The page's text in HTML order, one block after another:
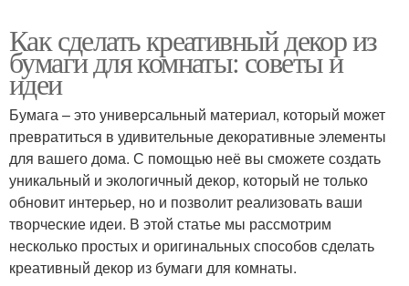
Как сделать креативный декор из
бумаги для комнаты: советы и
идеи
Бумага – это универсальный материал, который может
превратиться в удивительные декоративные элементы
для вашего дома. С помощью неё вы сможете создать
уникальный и экологичный декор, который не только
обновит интерьер, но и позволит реализовать ваши
творческие идеи. В этой статье мы рассмотрим
несколько простых и оригинальных способов сделать
креативный декор из бумаги для комнаты.